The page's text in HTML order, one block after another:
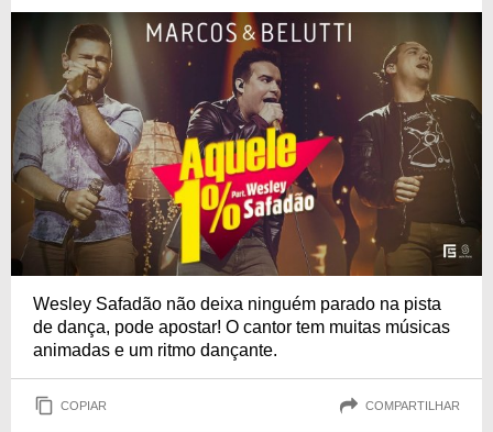
Wesley Safadão não deixa ninguém parado na pista
de dança, pode apostar! O cantor tem muitas músicas
animadas e um ritmo dançante.
COPIAR COMPARTILHAR